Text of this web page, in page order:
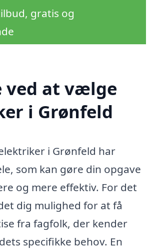
gratis og
ved at vælge
i Grønfeld
i Grønfeld har
som kan gøre din opgave
og mere effektiv. For det
dig mulighed for at få
fra fagfolk, der kender
specifikke behov. En